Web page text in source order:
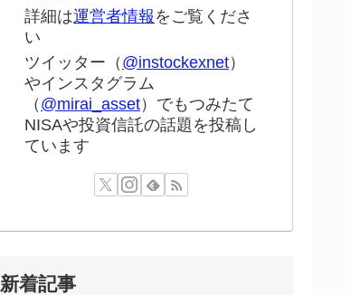
詳細は運営者情報 をご覧くださ
い
ツイッター（ @instockexnet）
やインスタグラム
（ @mirai_asset）でもつみたて
NISAや投資信託の話題を投稿し
ています
新着記事